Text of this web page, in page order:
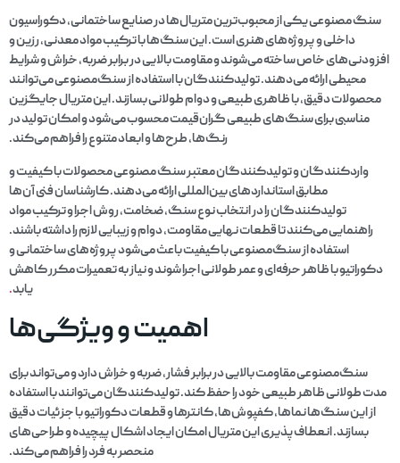
سنگ مصنوعی یکی از محبوب‌ترین متریال‌ها در صنایع ساختمانی، دکوراسیون
داخلی و پروژه‌های هنری است. این سنگ‌ها با ترکیب مواد معدنی، رزین و
افزودنی‌های خاص ساخته می‌شوند و مقاومت بالایی در برابر ضربه، خراش و شرایط
محیطی ارائه می‌دهند. تولیدکنندگان با استفاده از سنگ‌مصنوعی می‌توانند
محصولات دقیق، با ظاهری طبیعی و دوام طولانی بسازند. این متریال جایگزین
مناسبی برای سنگ‌های طبیعی گران‌قیمت محسوب می‌شود و امکان تولید در
رنگ‌ها، طرح‌ها و ابعاد متنوع را فراهم می‌کند.
واردکنندگان و تولیدکنندگان معتبر سنگ مصنوعی محصولات با کیفیت و
مطابق استانداردهای بین‌المللی ارائه می‌دهند. کارشناسان فنی آن‌ها
تولیدکنندگان را در انتخاب نوع سنگ، ضخامت، روش اجرا و ترکیب مواد
راهنمایی می‌کنند تا قطعات نهایی مقاومت، دوام و زیبایی لازم را داشته باشند.
استفاده از سنگ‌مصنوعی با کیفیت باعث می‌شود پروژه‌های ساختمانی و
دکوراتیو با ظاهر حرفه‌ای و عمر طولانی اجرا شوند و نیاز به تعمیرات مکرر کاهش
یابد.
اهمیت و ویژگی‌ها
سنگ‌مصنوعی مقاومت بالایی در برابر فشار، ضربه و خراش دارد و می‌تواند برای
مدت طولانی ظاهر طبیعی خود را حفظ کند. تولیدکنندگان می‌توانند با استفاده
از این سنگ‌ها نماها، کفپوش‌ها، کانترها و قطعات دکوراتیو با جزئیات دقیق
بسازند. انعطاف‌پذیری این متریال امکان ایجاد اشکال پیچیده و طراحی‌های
منحصر به فرد را فراهم می‌کند.